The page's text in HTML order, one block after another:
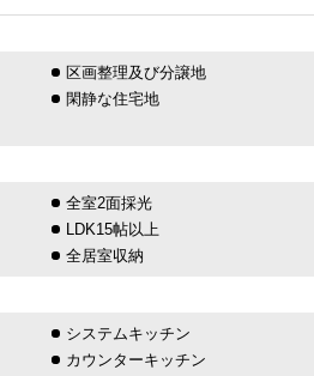
区画整理及び分譲地
閑静な住宅地
全室2面採光
LDK15帖以上
全居室収納
システムキッチン
カウンターキッチン